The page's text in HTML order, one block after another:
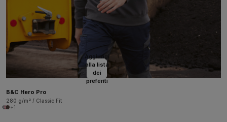
Aggiungi
alla lista
dei
preferiti
B&C Hero Pro
280 g/m² / Classic Fit
+1